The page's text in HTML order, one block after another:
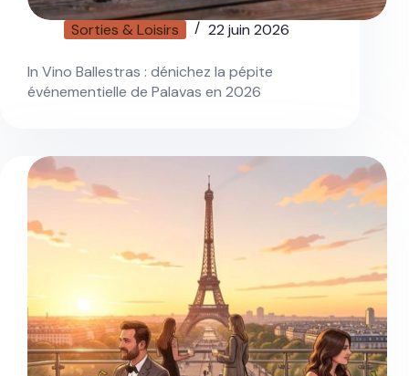
Sorties & Loisirs 22 juin 2026
In Vino Ballestras : dénichez la pépite
événementielle de Palavas en 2026